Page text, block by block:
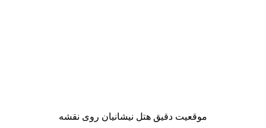
موقعیت دقیق هتل نیشانیان روی نقشه